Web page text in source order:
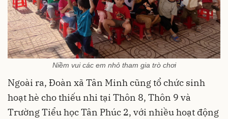
Niềm vui các em nhỏ tham gia trò chơi
Ngoài ra, Đoàn xã Tân Minh cũng tổ chức sinh
hoạt hè cho thiếu nhi tại Thôn 8, Thôn 9 và
Trường Tiểu học Tân Phúc 2, với nhiều hoạt động